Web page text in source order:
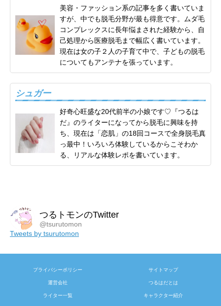
美容・ファッション系の記事を多く書いていま
すが、中でも脱毛分野が最も得意です。ムダ毛
コンプレックスに長年悩まされた経験から、自
己処理から医療脱毛まで幅広く書いています。
現在は女の子２人の子育て中で、子どもの脱毛
についてもアンテナを張っています。
シュガー
好奇心旺盛な20代前半の小娘です♡『つるは
だ』のライターになってから脱毛に興味を持
ち、現在は「恋肌」の18回コースで全身脱毛真
っ最中！いろいろ体験しているからこそわか
る、リアルな体験レポを書いています。
つるトモンのTwitter
@tsurutomon
Tweets by tsurutomon
プライバシーポリシー サイトマップ
運営会社 つるはだとは
ライター一覧 キャラクター紹介